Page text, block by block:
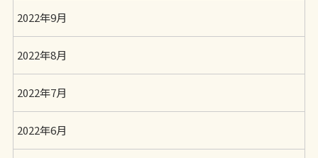
2022年9月
2022年8月
2022年7月
2022年6月